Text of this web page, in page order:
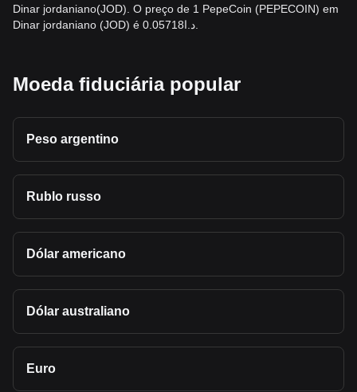
Dinar jordaniano(JOD). O preço de 1 PepeCoin (PEPECOIN) em
Moeda fiduciária popular
Peso argentino
Rublo russo
Dólar americano
Dólar australiano
Euro